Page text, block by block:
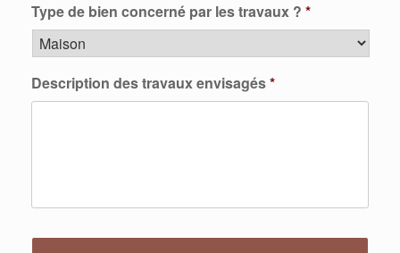
Type de bien concerné par les travaux ? *
Description des travaux envisagés*